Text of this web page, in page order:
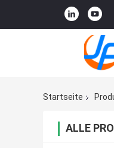
Startseite
ALLE